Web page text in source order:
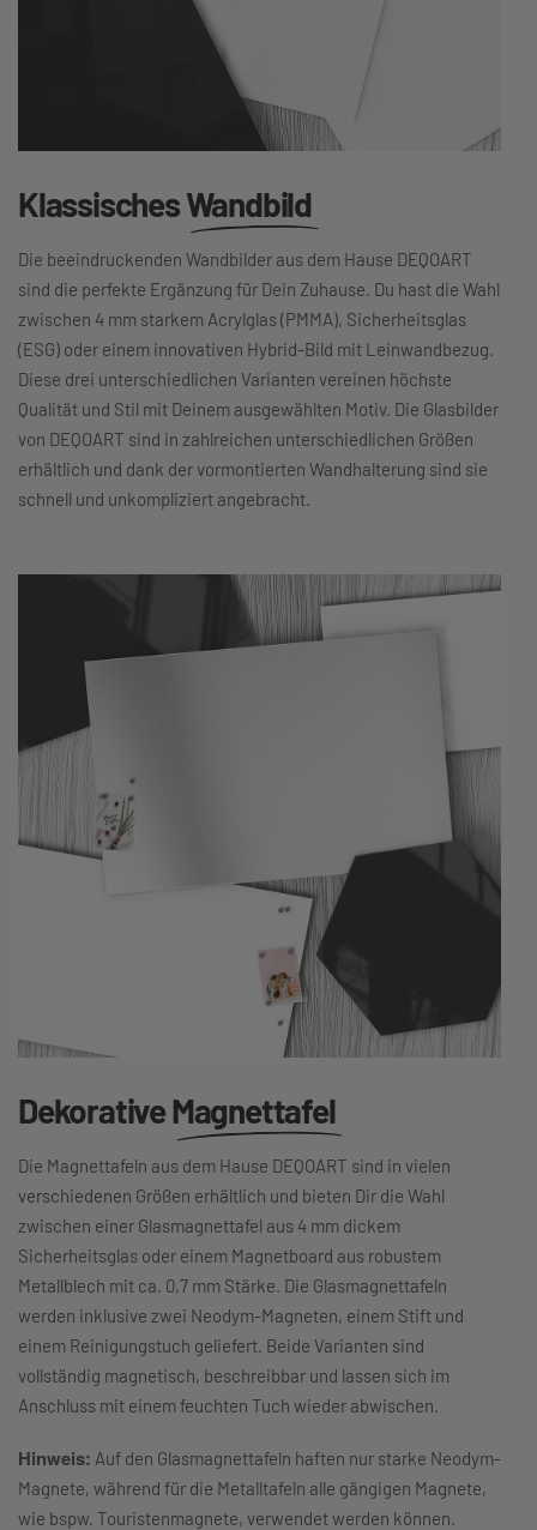
KlassischesWandbild
Die beeindruckenden Wandbilder aus dem Hause DEQOART
sind die perfekte Ergänzung für Dein Zuhause. Du hast die Wahl
zwischen 4 mm starkem Acrylglas (PMMA), Sicherheitsglas
(ESG) oder einem innovativen Hybrid-Bild mit Leinwandbezug.
Diese drei unterschiedlichen Varianten vereinen höchste
Qualität und Stil mit Deinem ausgewählten Motiv. Die Glasbilder
von DEQOART sind in zahlreichen unterschiedlichen Größen
erhältlich und dank der vormontierten Wandhalterung sind sie
schnell und unkompliziert angebracht.
DekorativeMagnettafel
Die Magnettafeln aus dem Hause DEQOART sind in vielen
verschiedenen Größen erhältlich und bieten Dir die Wahl
zwischen einer Glasmagnettafel aus 4 mm dickem
Sicherheitsglas oder einem Magnetboard aus robustem
Metallblech mit ca. 0,7 mm Stärke. Die Glasmagnettafeln
werden inklusive zwei Neodym-Magneten, einem Stift und
einem Reinigungstuch geliefert. Beide Varianten sind
vollständig magnetisch, beschreibbar und lassen sich im
Anschluss mit einem feuchten Tuch wieder abwischen.
Hinweis: Auf den Glasmagnettafeln haften nur starke Neodym-
Magnete, während für die Metalltafeln alle gängigen Magnete,
wie bspw. Touristenmagnete, verwendet werden können.